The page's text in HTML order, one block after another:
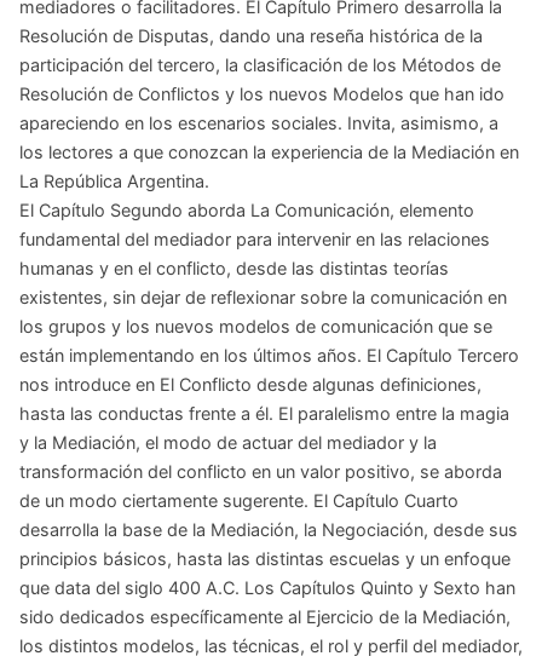
mediadores o facilitadores. El Capítulo Primero desarrolla la
Resolución de Disputas, dando una reseña histórica de la
participación del tercero, la clasificación de los Métodos de
Resolución de Conflictos y los nuevos Modelos que han ido
apareciendo en los escenarios sociales. Invita, asimismo, a
los lectores a que conozcan la experiencia de la Mediación en
La República Argentina.
El Capítulo Segundo aborda La Comunicación, elemento
fundamental del mediador para intervenir en las relaciones
humanas y en el conflicto, desde las distintas teorías
existentes, sin dejar de reflexionar sobre la comunicación en
los grupos y los nuevos modelos de comunicación que se
están implementando en los últimos años. El Capítulo Tercero
nos introduce en El Conflicto desde algunas definiciones,
hasta las conductas frente a él. El paralelismo entre la magia
y la Mediación, el modo de actuar del mediador y la
transformación del conflicto en un valor positivo, se aborda
de un modo ciertamente sugerente. El Capítulo Cuarto
desarrolla la base de la Mediación, la Negociación, desde sus
principios básicos, hasta las distintas escuelas y un enfoque
que data del siglo 400 A.C. Los Capítulos Quinto y Sexto han
sido dedicados específicamente al Ejercicio de la Mediación,
los distintos modelos, las técnicas, el rol y perfil del mediador,